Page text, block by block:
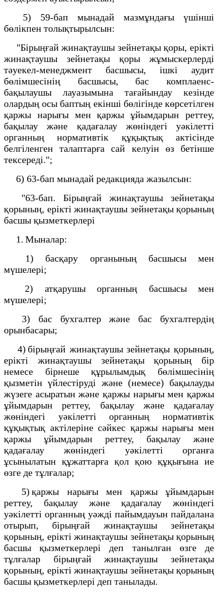
5) 59-бап мынадай мазмұндағы үшінші
бөлікпен толықтырылсын:
"Бірыңғай жинақтаушы зейнетақы қоры, ерікті
жинақтаушы зейнетақы қоры жұмыскерлерді
тәуекел-менеджмент басшысы, ішкі аудит
бөлімшесінің басшысы, бас комплаенс-
бақылаушы лауазымына тағайындау кезінде
олардың осы баптың екінші бөлігінде көрсетілген
қаржы нарығы мен қаржы ұйымдарын реттеу,
бақылау және қадағалау жөніндегі уәкілетті
органның нормативтік құқықтық актісінде
белгіленген талаптарға сай келуін өз бетінше
тексереді.";
6) 63-бап мынадай редакцияда жазылсын:
"63-бап. Бірыңғай жинақтаушы зейнетақы
қорының, ерікті жинақтаушы зейнетақы қорының
басшы қызметкерлері
1. Мыналар:
1) басқару органының басшысы мен
мүшелері;
2) атқарушы органның басшысы мен
мүшелері;
3) бас бухгалтер және бас бухгалтердің
орынбасары;
4) бірыңғай жинақтаушы зейнетақы қорының,
ерікті жинақтаушы зейнетақы қорының бір
немесе бірнеше құрылымдық бөлімшесінің
қызметін үйлестіруді және (немесе) бақылауды
жүзеге асыратын және қаржы нарығы мен қаржы
ұйымдарын реттеу, бақылау және қадағалау
жөніндегі уәкілетті органның нормативтік
құқықтық актілеріне сәйкес қаржы нарығы мен
қаржы ұйымдарын реттеу, бақылау және
қадағалау жөніндегі уәкілетті органға
ұсынылатын құжаттарға қол қою құқығына ие
өзге де тұлғалар;
5) қаржы нарығы мен қаржы ұйымдарын
реттеу, бақылау және қадағалау жөніндегі
уәкілетті органның уәжді пайымдауын пайдалана
отырып, бірыңғай жинақтаушы зейнетақы
қорының, ерікті жинақтаушы зейнетақы қорының
басшы қызметкерлері деп танылған өзге де
тұлғалар бірыңғай жинақтаушы зейнетақы
қорының, ерікті жинақтаушы зейнетақы қорының
басшы қызметкерлері деп танылады.